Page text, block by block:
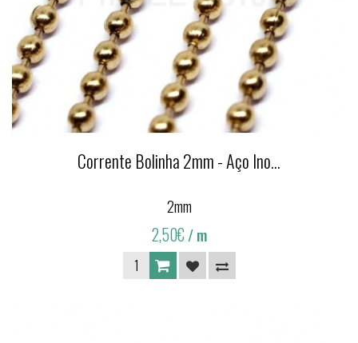
Corrente Bolinha 2mm - Aço Ino...
2mm
2,50€/ m